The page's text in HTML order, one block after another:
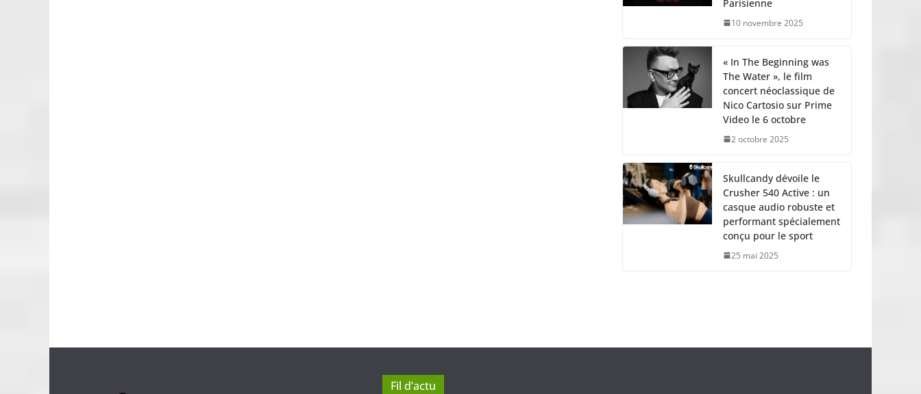
Parisienne
10 novembre 2025
« In The Beginning was
The Water », le film
concert néoclassique de
Nico Cartosio sur Prime
Video le 6 octobre
2 octobre 2025
Skullcandy dévoile le
Crusher 540 Active : un
casque audio robuste et
performant spécialement
conçu pour le sport
25 mai 2025
Fil d’actu